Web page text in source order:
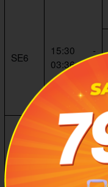
SE6
15:30 -
03:36
19:00 -